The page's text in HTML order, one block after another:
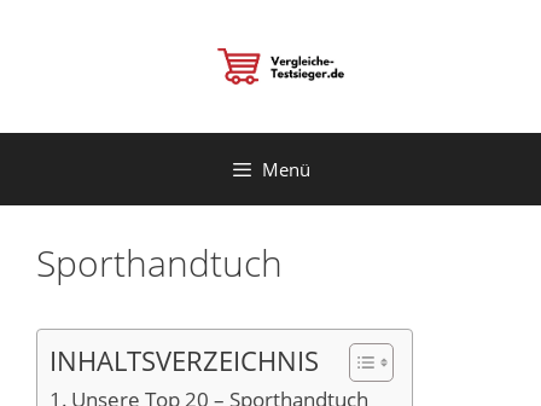
Menü
Sporthandtuch
INHALTSVERZEICHNIS
Unsere Top 20 – Sporthandtuch